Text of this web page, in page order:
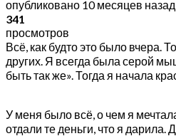
опубликовано 10 месяцев назад
341
просмотров
Всё, как будто это было вчера.
других. Я всегда была серой
быть так же». Тогда я начала
У меня было всё, о чем я
отдали те деньги, что я